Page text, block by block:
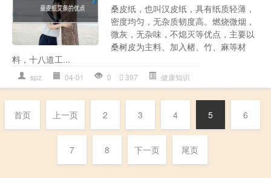
桑皮纸，也叫汉皮纸，具有纸质轻薄，
密度均匀，无杂质韧度高。燃烧微烟，
微灰，无杂味，不熄灭等优点，主要以
桑树皮为主料、加入楮、竹、麻等材
料，十八道工...
spz 04-01 0 397 健康知识
首页 上一页 2 3 4 5 6
7 8 下一页 尾页